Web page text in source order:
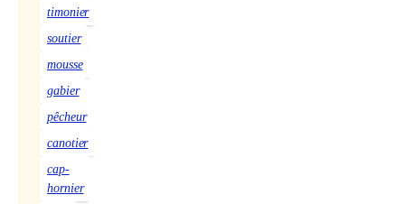
timonier
soutier
mousse
gabier
pêcheur
canotier
cap-
hornier